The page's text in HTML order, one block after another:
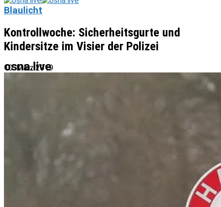
osna.live
Blaulicht
Kontrollwoche: Sicherheitsgurte und
Kindersitze im Visier der Polizei
10. März 2019